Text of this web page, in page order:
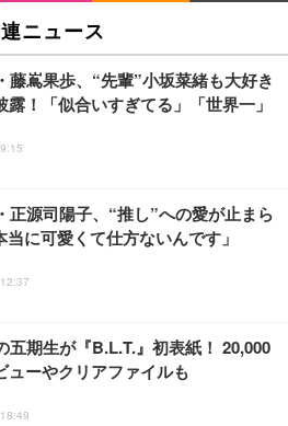
ニュース
藤嶌果歩、“先輩”小坂菜緒も大好き
露！「似合いすぎてる」「世界一」
正源司陽子、“推し”への愛が止まら
に可愛くて仕方ないんです」
五期生が『B.L.T.』初表紙！ 20,000
ューやクリアファイルも